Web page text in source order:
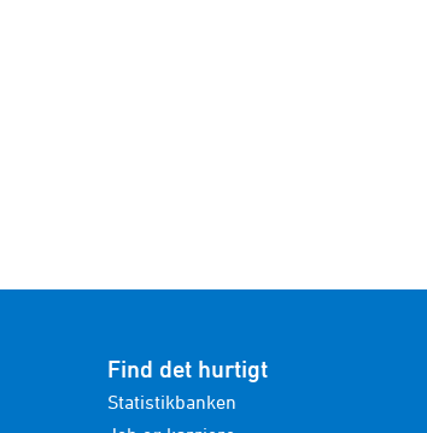
Find det hurtigt
Statistikbanken